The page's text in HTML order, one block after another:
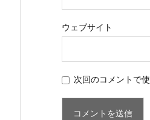
ウェブサイト
次回のコメントで